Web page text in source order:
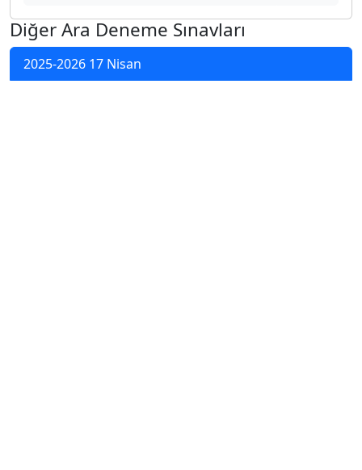
Diğer Ara Deneme Sınavları
2025-2026 17 Nisan